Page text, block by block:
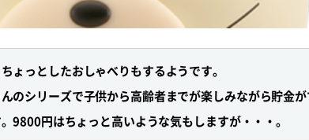
ょっとしたおしゃべりもするようです。
のシリーズで子供から高齢者までが楽しみながら貯金
9800円はちょっと高いような気もしますが・・・。